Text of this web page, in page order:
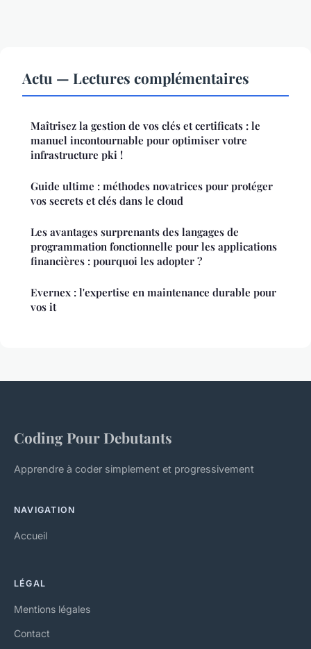
Actu — Lectures complémentaires
Maîtrisez la gestion de vos clés et certificats : le
manuel incontournable pour optimiser votre
infrastructure pki !
Guide ultime : méthodes novatrices pour protéger
vos secrets et clés dans le cloud
Les avantages surprenants des langages de
programmation fonctionnelle pour les applications
financières : pourquoi les adopter ?
Evernex : l'expertise en maintenance durable pour
vos it
Coding Pour Debutants
Apprendre à coder simplement et progressivement
NAVIGATION
Accueil
LÉGAL
Mentions légales
Contact